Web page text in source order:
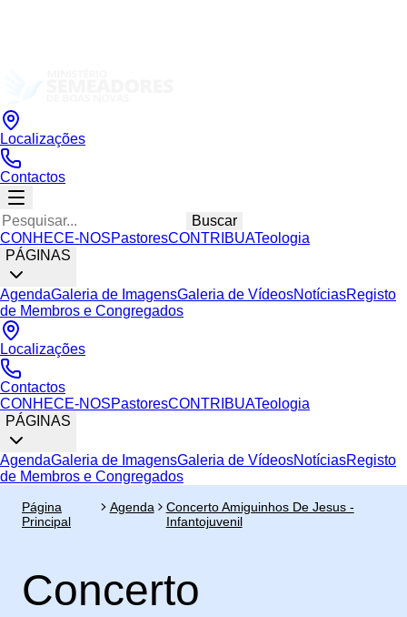
Localizações
Contactos
Buscar
CONHECE-NOSPastoresCONTRIBUATeologia
PÁGINAS
AgendaGaleria de ImagensGaleria de VídeosNotíciasRegisto
de Membros e Congregados
Localizações
Contactos
CONHECE-NOSPastoresCONTRIBUATeologia
PÁGINAS
AgendaGaleria de ImagensGaleria de VídeosNotíciasRegisto
de Membros e Congregados
Página
Principal
Agenda
Concerto Amiguinhos De Jesus -
Infantojuvenil
Concerto